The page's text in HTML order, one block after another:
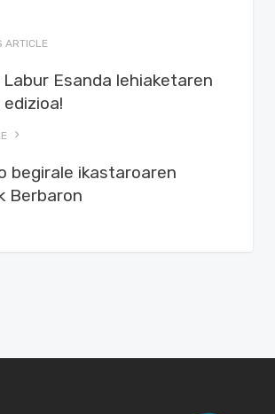
ARTICLE
Esanda lehiaketaren
begirale ikastaroaren
Berbaron